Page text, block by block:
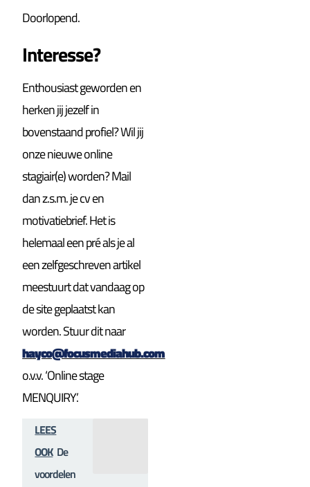
Doorlopend.
Interesse?
Enthousiast geworden en
herken jij jezelf in
bovenstaand profiel? Wil jij
onze nieuwe online
stagiair(e) worden? Mail
dan z.s.m. je cv en
motivatiebrief. Het is
helemaal een pré als je al
een zelfgeschreven artikel
meestuurt dat vandaag op
de site geplaatst kan
worden. Stuur dit naar
hayco@focusmediahub.com
o.v.v. ‘Online stage
MENQUIRY’.
LEES
OOK De
voordelen